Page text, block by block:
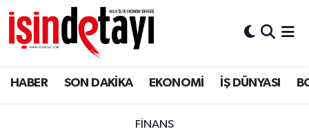
HABER SON DAKİKA EKONOMİ İŞ DÜNYASI
FİNANS
DÜNYA
Eğitim
Nöbetçi Eczaneler
Hava Durumu
İstanbul Namaz Vakitleri